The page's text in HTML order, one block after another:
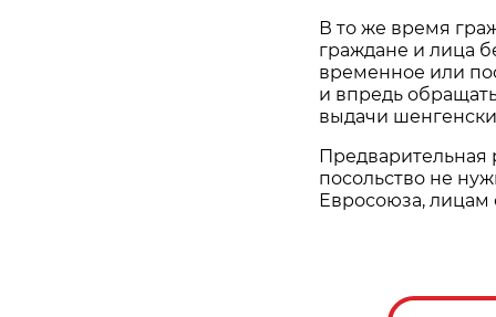
В то же время
граждане и лица
временное или
и впредь
выдачи
Предварительная
посольство не
Евросоюза, лицам